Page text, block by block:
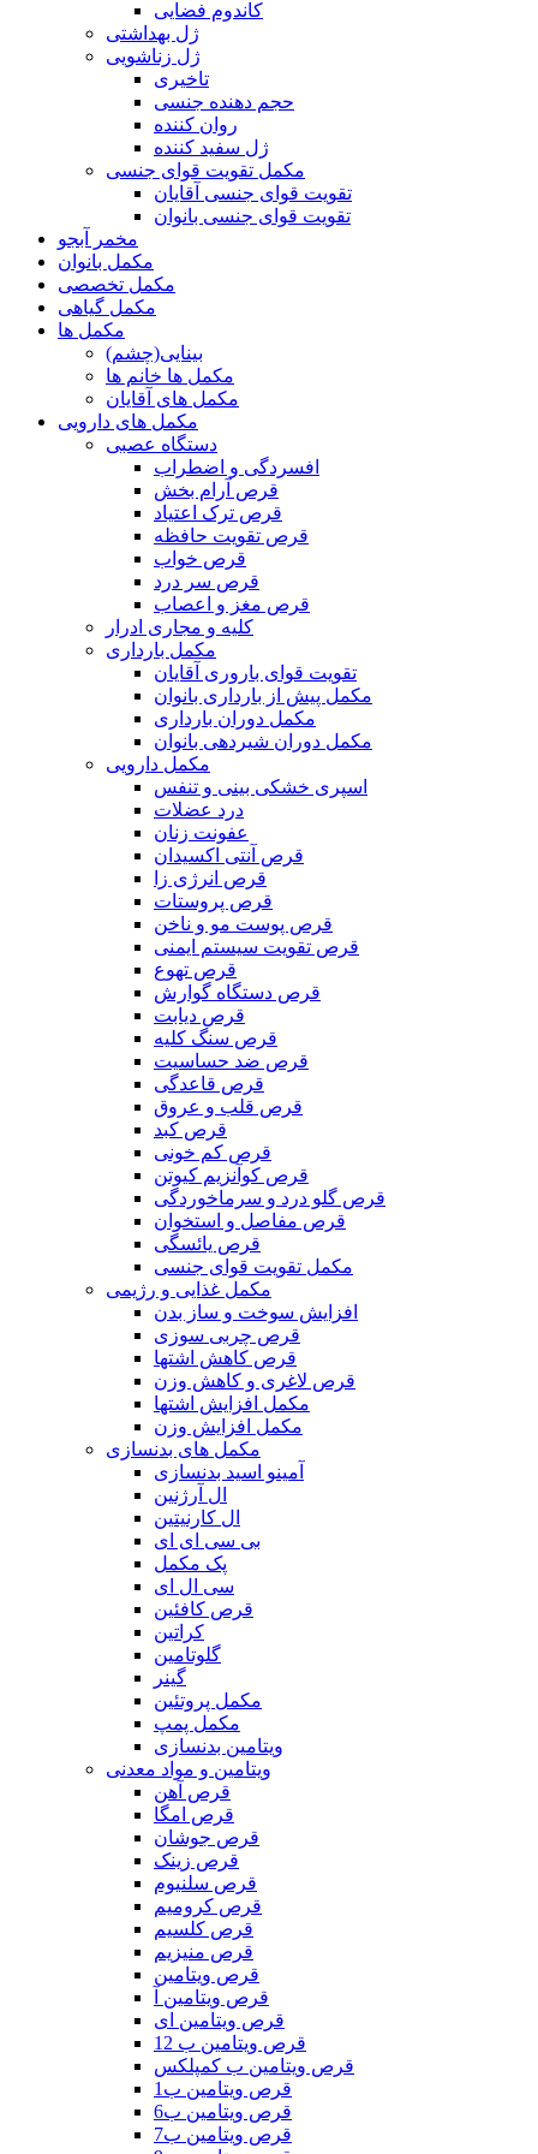
کاندوم فضایی
ژل بهداشتی
ژل زناشویی
تاخیری
حجم دهنده جنسی
روان کننده
ژل سفید کننده
مکمل تقویت قوای جنسی
تقویت قوای جنسی آقایان
تقویت قوای جنسی بانوان
مخمر آبجو
مکمل بانوان
مکمل تخصصی
مکمل گیاهی
مکمل ها
بینایی(چشم)
مکمل ها خانم ها
مکمل های آقایان
مکمل های دارویی
دستگاه عصبی
افسردگی و اضطراب
قرص آرام بخش
قرص ترک اعتیاد
قرص تقویت حافظه
قرص خواب
قرص سر درد
قرص مغز و اعصاب
کلیه و مجاری ادرار
مکمل بارداری
تقویت قوای باروری آقایان
مکمل پیش از بارداری بانوان
مکمل دوران بارداری
مکمل دوران شیردهی بانوان
مکمل دارویی
اسپری خشکی بینی و تنفس
درد عضلات
عفونت زنان
قرص آنتی اکسیدان
قرص انرژی زا
قرص پروستات
قرص پوست مو و ناخن
قرص تقویت سیستم ایمنی
قرص تهوع
قرص دستگاه گوارش
قرص دیابت
قرص سنگ کلیه
قرص ضد حساسیت
قرص قاعدگی
قرص قلب و عروق
قرص کبد
قرص کم خونی
قرص کوآنزیم کیوتن
قرص گلو درد و سرماخوردگی
قرص مفاصل و استخوان
قرص یائسگی
مکمل تقویت قوای جنسی
مکمل غذایی و رژیمی
افزایش سوخت و ساز بدن
قرص چربی سوزی
قرص کاهش اشتها
قرص لاغری و کاهش وزن
مکمل افزایش اشتها
مکمل افزایش وزن
مکمل های بدنسازی
آمینو اسید بدنسازی
ال آرژنین
ال کارنیتین
بی سی ای ای
پک مکمل
سی ال ای
قرص کافئین
کراتین
گلوتامین
گینر
مکمل پروتئین
مکمل پمپ
ویتامین بدنسازی
ویتامین و مواد معدنی
قرص آهن
قرص امگا
قرص جوشان
قرص زینک
قرص سلنیوم
قرص کرومیم
قرص کلسیم
قرص منیزیم
قرص ویتامین
قرص ویتامین آ
قرص ویتامین ای
قرص ویتامین ب 12
قرص ویتامین ب کمپلکس
قرص ویتامین ب1
قرص ویتامین ب6
قرص ویتامین ب7